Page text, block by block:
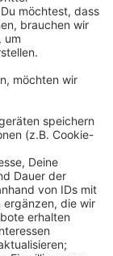
Brücken
ganz NRW
Dabei
Repelen wird